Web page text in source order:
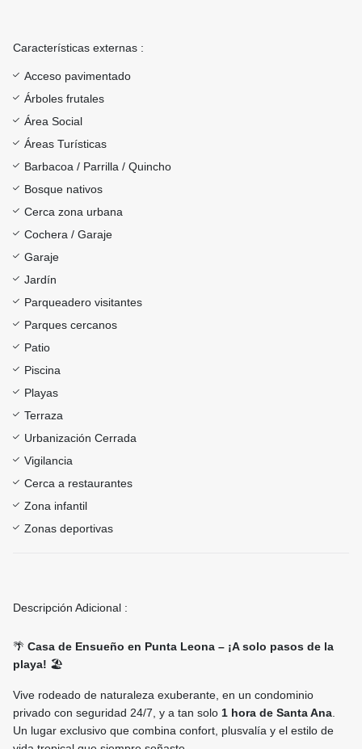
Características externas :
Acceso pavimentado
Árboles frutales
Área Social
Áreas Turísticas
Barbacoa / Parrilla / Quincho
Bosque nativos
Cerca zona urbana
Cochera / Garaje
Garaje
Jardín
Parqueadero visitantes
Parques cercanos
Patio
Piscina
Playas
Terraza
Urbanización Cerrada
Vigilancia
Cerca a restaurantes
Zona infantil
Zonas deportivas
Descripción Adicional :
🌴 Casa de Ensueño en Punta Leona – ¡A solo pasos de la
playa! 🏖️
Vive rodeado de naturaleza exuberante, en un condominio
privado con seguridad 24/7, y a tan solo 1 hora de Santa Ana
Un lugar exclusivo que combina confort, plusvalía y el estilo de